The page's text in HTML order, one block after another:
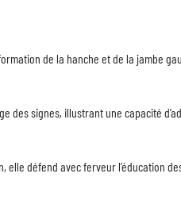
de la hanche et de la jambe
des signes, illustrant une capacité
elle défend avec ferveur l’éducation